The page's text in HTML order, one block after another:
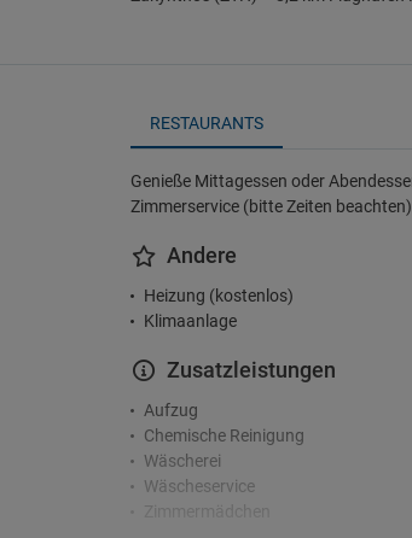
RESTAURANTS
Genieße Mittagessen oder
Zimmerservice (bitte Zeiten
Andere
Heizung (kostenlos)
Klimaanlage
Zusatzleistungen
Aufzug
Chemische Reinigung
Wäscherei
Wäscheservice